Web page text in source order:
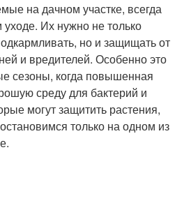
на дачном участке, всегда
Их нужно не только
но и защищать от
и вредителей. Особенно это
сезоны, когда повышенная
среду для бактерий и
могут защитить растения,
только на одном из